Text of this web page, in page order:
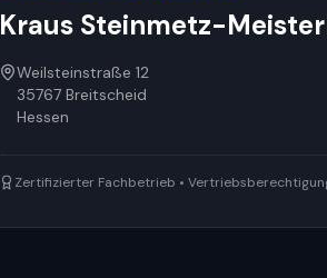
Kraus Steinmetz-
Weilsteinstraße 12
35767 Breitscheid
Hessen
Zertifizierter Fachbetrieb •